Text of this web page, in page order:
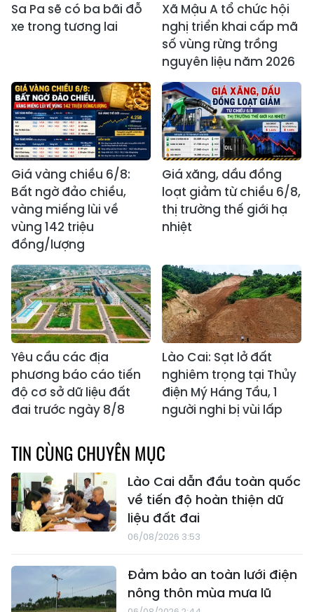
Sa Pa sẽ có ba bãi đỗ
xe trong tương lai
Xã Mậu A tổ chức hội
nghị triển khai cấp mã
số vùng rừng trồng
nguyên liệu năm 2026
Giá vàng chiều 6/8:
Bất ngờ đảo chiều,
vàng miếng lùi về
vùng 142 triệu
đồng/lượng
Giá xăng, dầu đồng
loạt giảm từ chiều 6/8,
thị trường thế giới hạ
nhiệt
Yêu cầu các địa
phương báo cáo tiến
độ cơ sở dữ liệu đất
đai trước ngày 8/8
Lào Cai: Sạt lở đất
nghiêm trọng tại Thủy
điện Mý Háng Tầu, 1
người nghi bị vùi lấp
TIN CÙNG CHUYÊN MỤC
Lào Cai dẫn đầu toàn quốc
về tiến độ hoàn thiện dữ
liệu đất đai
06/08/2026 3:53
Đảm bảo an toàn lưới điện
nông thôn mùa mưa lũ